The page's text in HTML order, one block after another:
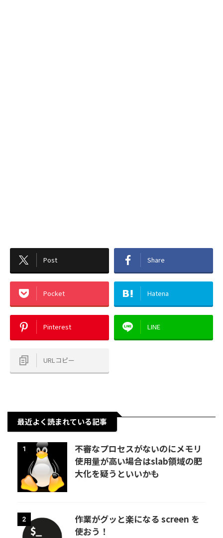
Post Share
Pocket Hatena
Pinterest LINE
URLコピー
最近よく読まれている記事
1
不審なプロセスがないのにメモリ
使用量が高い場合はslab領域の肥
大化を疑うといいかも
2
作業がグッと楽になる screen を
使おう！